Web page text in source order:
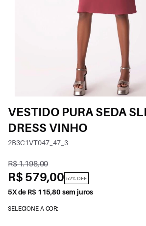
VESTIDO PURA SEDA
DRESS VINHO
2B3C1VT047_47_3
R$ 1.198,00
R$ 579,00 52% OFF
5X de R$ 115,80 sem juros
SELECIONE A COR: